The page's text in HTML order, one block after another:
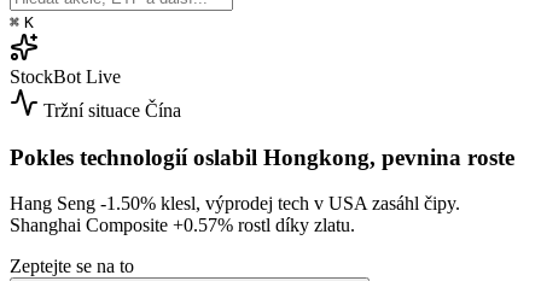
⌘ K
StockBot Live
Tržní situace Čína
Pokles technologií oslabil Hongkong, pevnina roste
Hang Seng -1.50% klesl, výprodej tech v USA zasáhl čipy.
Shanghai Composite +0.57% rostl díky zlatu.
Zeptejte se na to